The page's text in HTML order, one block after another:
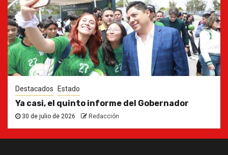
Destacados Estado
Ya casi, el quinto informe del Gobernador
30 de julio de 2026 Redacción